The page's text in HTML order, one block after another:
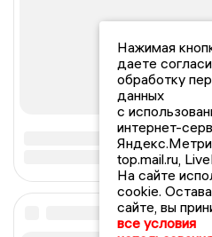
Нажимая
даете
обработку
данных
с
интернет-
top.mail.ru,
На сайте
cookie.
сайте, вы
все условия